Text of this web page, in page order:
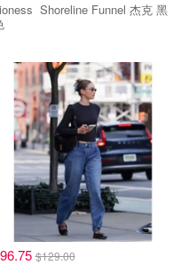
Shoreline Funnel 杰克 黑
$129.00